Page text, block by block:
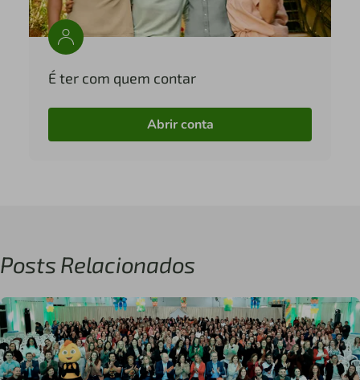
É ter com quem contar
Abrir conta
Posts Relacionados